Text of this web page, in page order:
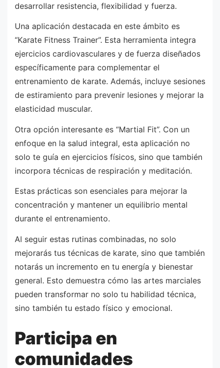
desarrollar resistencia, flexibilidad y fuerza.
Una aplicación destacada en este ámbito es
“Karate Fitness Trainer”. Esta herramienta integra
ejercicios cardiovasculares y de fuerza diseñados
específicamente para complementar el
entrenamiento de karate. Además, incluye sesiones
de estiramiento para prevenir lesiones y mejorar la
elasticidad muscular.
Otra opción interesante es “Martial Fit”. Con un
enfoque en la salud integral, esta aplicación no
solo te guía en ejercicios físicos, sino que también
incorpora técnicas de respiración y meditación.
Estas prácticas son esenciales para mejorar la
concentración y mantener un equilibrio mental
durante el entrenamiento.
Al seguir estas rutinas combinadas, no solo
mejorarás tus técnicas de karate, sino que también
notarás un incremento en tu energía y bienestar
general. Esto demuestra cómo las artes marciales
pueden transformar no solo tu habilidad técnica,
sino también tu estado físico y emocional.
Participa en
comunidades